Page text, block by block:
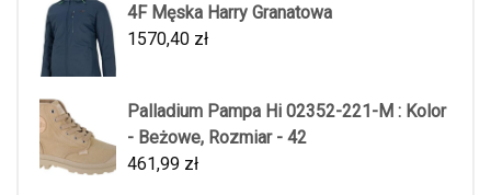
4F Męska Harry Granatowa
1570,40 zł
Palladium Pampa Hi 02352-221-M : Kolor
- Beżowe, Rozmiar - 42
461,99 zł